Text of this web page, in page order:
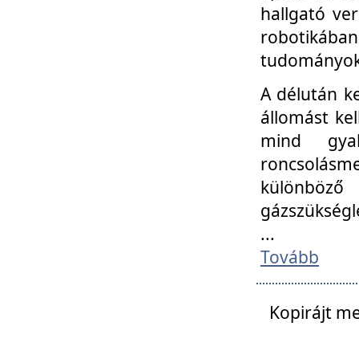
hallgató
A délután
állomást
mind
...
Tovább
Kopirájt